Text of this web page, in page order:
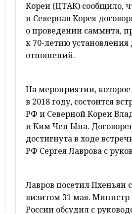
Кореи (ЦТАК) сообщило,
и Северная Корея
о проведении саммита,
к 70-летию
отношений.
На мероприятии,
в 2018 году, состоится
РФ и Северной Кореи
и Ким Чен Ына.
достигнута в ходе
РФ Сергея Лаврова с
Лавров посетил
визитом 31 мая.
России обсудил с